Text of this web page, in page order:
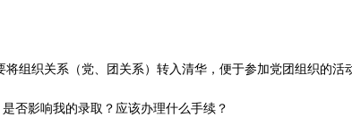
组织关系（党、团关系）转入清华，便于参加党团组织的活
否影响我的录取？应该办理什么手续？